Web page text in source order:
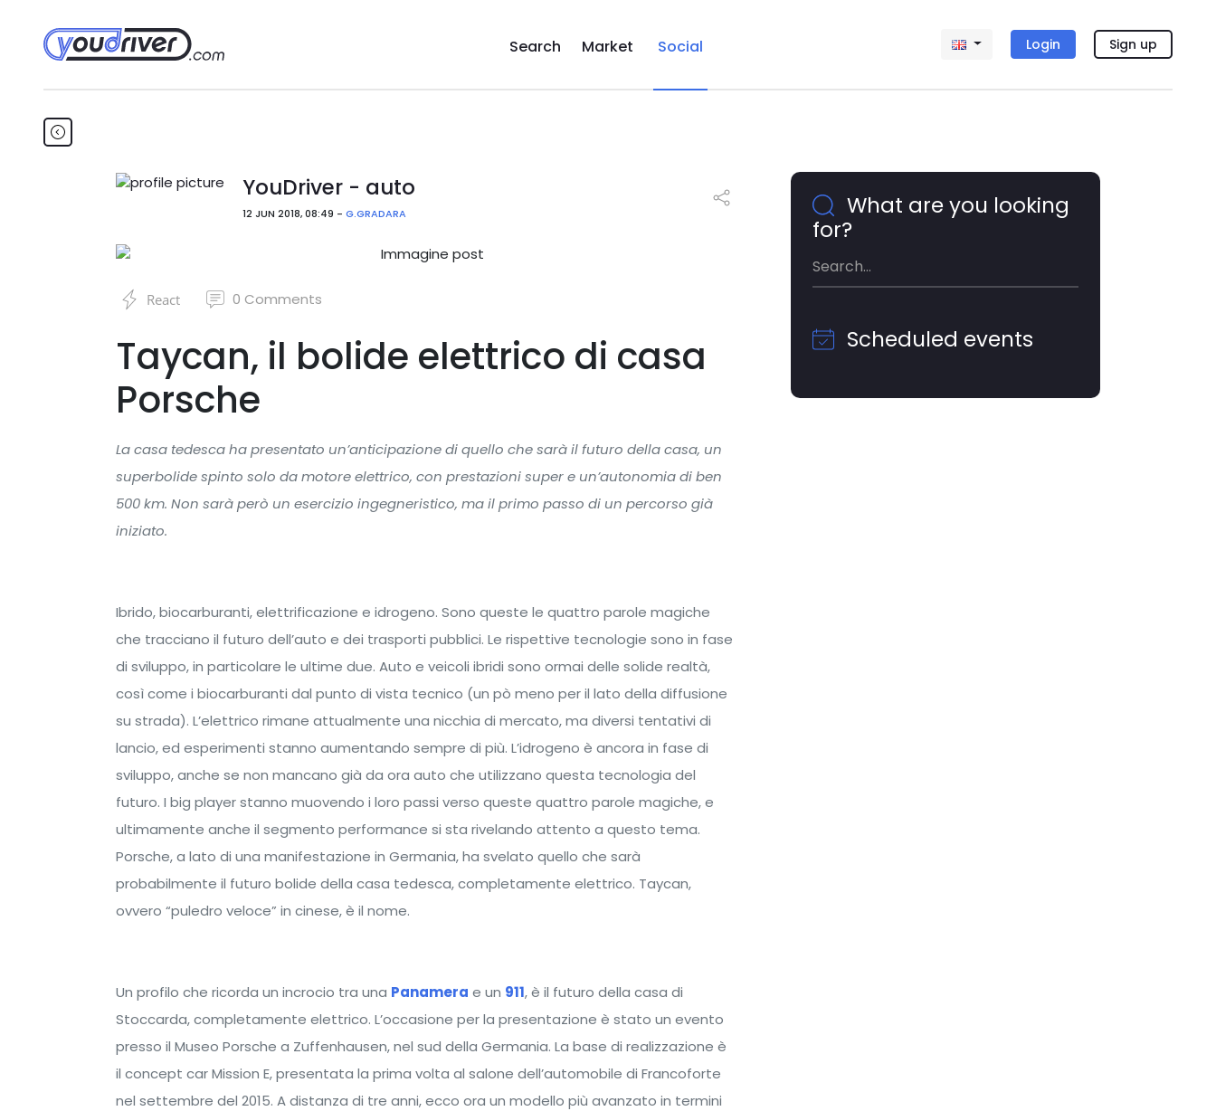
Search Market Social Login Sign up
YouDriver - auto
12 JUN 2018, 08:49 - G.GRADARA
React 0 Comments
Taycan, il bolide elettrico di casa
Porsche
La casa tedesca ha presentato un’anticipazione di quello che sarà il futuro della casa, un
superbolide spinto solo da motore elettrico, con prestazioni super e un’autonomia di ben
500 km. Non sarà però un esercizio ingegneristico, ma il primo passo di un percorso già
iniziato.
Ibrido, biocarburanti, elettrificazione e idrogeno. Sono queste le quattro parole magiche
che tracciano il futuro dell’auto e dei trasporti pubblici. Le rispettive tecnologie sono in fase
di sviluppo, in particolare le ultime due. Auto e veicoli ibridi sono ormai delle solide realtà,
così come i biocarburanti dal punto di vista tecnico (un pò meno per il lato della diffusione
su strada). L’elettrico rimane attualmente una nicchia di mercato, ma diversi tentativi di
lancio, ed esperimenti stanno aumentando sempre di più. L’idrogeno è ancora in fase di
sviluppo, anche se non mancano già da ora auto che utilizzano questa tecnologia del
futuro. I big player stanno muovendo i loro passi verso queste quattro parole magiche, e
ultimamente anche il segmento performance si sta rivelando attento a questo tema.
Porsche, a lato di una manifestazione in Germania, ha svelato quello che sarà
probabilmente il futuro bolide della casa tedesca, completamente elettrico. Taycan,
ovvero “puledro veloce” in cinese, è il nome.
Un profilo che ricorda un incrocio tra una Panamera e un 911, è il futuro della casa di
Stoccarda, completamente elettrico. L’occasione per la presentazione è stato un evento
presso il Museo Porsche a Zuffenhausen, nel sud della Germania. La base di realizzazione è
il concept car Mission E, presentata la prima volta al salone dell’automobile di Francoforte
nel settembre del 2015. A distanza di tre anni, ecco ora un modello più avanzato in termini
What are you looking
for?
Scheduled events